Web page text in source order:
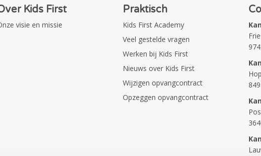
Kids First
visie en missie
Praktisch
Kids First Academy
Veel gestelde vragen
Werken bij Kids First
Nieuws over Kids First
Wijzigen opvangcontract
Opzeggen opvangcontract